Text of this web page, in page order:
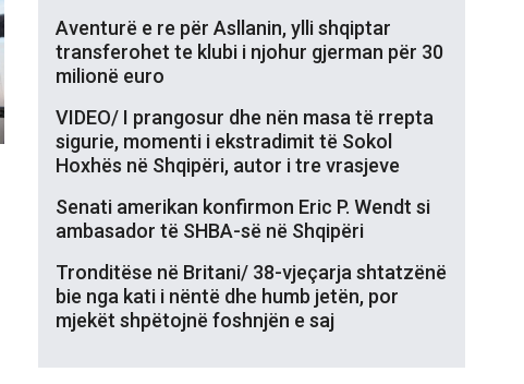
Aventurë e re për Asllanin, ylli shqiptar
transferohet te klubi i njohur gjerman për 30
milionë euro
VIDEO/ I prangosur dhe nën masa të rrepta
sigurie, momenti i ekstradimit të Sokol
Hoxhës në Shqipëri, autor i tre vrasjeve
Senati amerikan konfirmon Eric P. Wendt si
ambasador të SHBA-së në Shqipëri
Tronditëse në Britani/ 38-vjeçarja shtatzënë
bie nga kati i nëntë dhe humb jetën, por
mjekët shpëtojnë foshnjën e saj